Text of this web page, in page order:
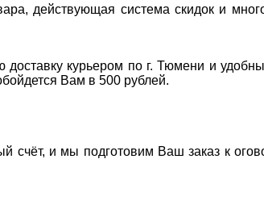
действующая система скидок и
курьером по г. Тюмени и
Вам в 500 рублей.
счёт, и мы подготовим Ваш заказ к